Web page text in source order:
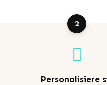
2
Personalisiere